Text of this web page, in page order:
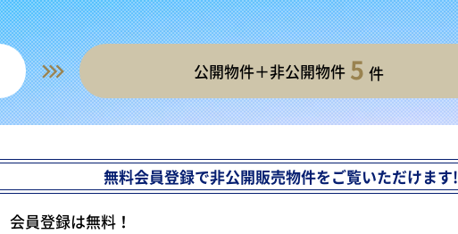
公開物件＋非公開物件 5 件
無料会員登録で非公開販売物件をご覧いただけます!
会員登録は無料！